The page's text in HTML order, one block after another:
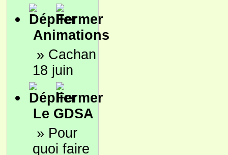
Animations
» Cachan
18 juin
Le GDSA
» Pour
quoi faire